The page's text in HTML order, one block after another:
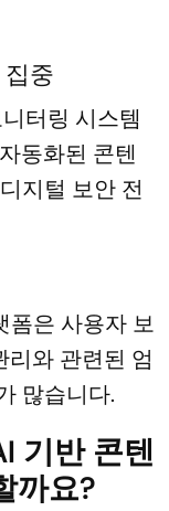
중
터링 시스템
동화된 콘텐
지털 보안 전
폼은 사용자 보
리와 관련된 엄
많습니다.
기반 콘텐
까요?